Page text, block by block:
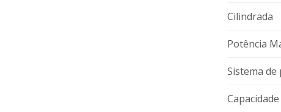
Cilindrada
Potência
Sistema de